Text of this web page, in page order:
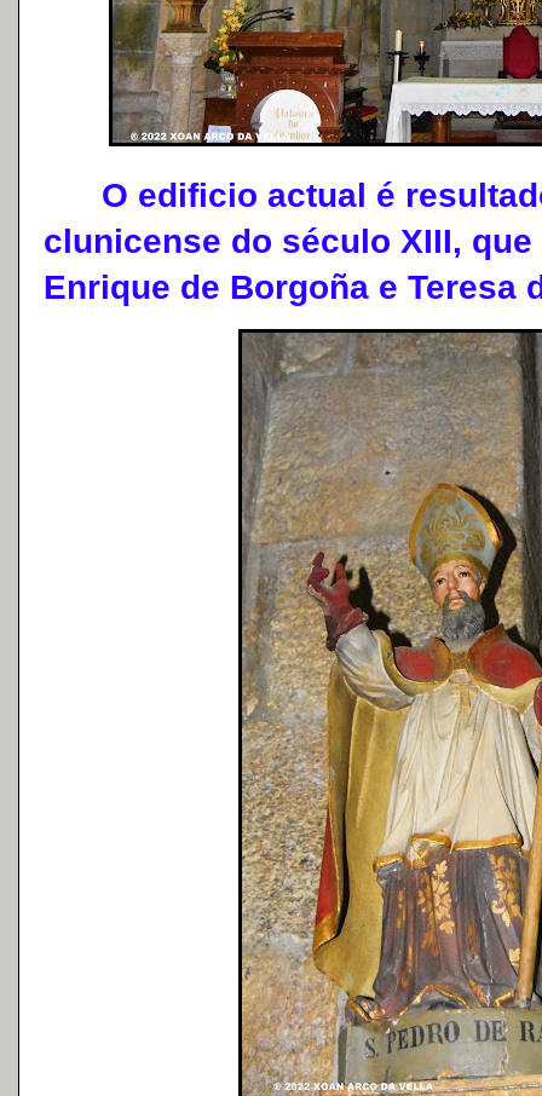
O edificio actual é
clunicense do século XIII,
Enrique de Borgoña e Teresa